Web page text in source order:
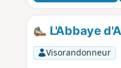
L'Abbaye
Visorandonneur